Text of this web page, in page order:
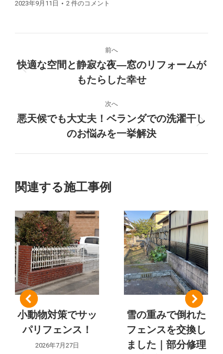
2023年9月11日
2 件のコメント
ロ
ェ
ト
ナ
ビ
ゲ
ー
シ
ョ
ン
前へ
前
の
ロ
ジ
ェ
快適な空間と静寂な夜―窓のリフォームが
もたらした幸せ
次へ
の
悪天候でも大丈夫！ベランダでの洗濯干し
のお悩みを一挙解決
関連する施工事例
小動物対策でサッ
パリフェンス！
2026年7月27日
雪の重みで倒れた
フェンスを交換し
ました｜部分修理